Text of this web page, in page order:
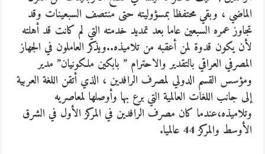
الماضي ، وبقي محتفظا بمسؤوليته حتى منتصف السبعينات وقد
تجاوز عمره السبعين عاما بعد تمديد خدمته التي لم كانت قد أهلته
لأن يكون قدوة لمن أعقبه من تلاميذه..ويذكر العاملون في الجهاز
المصرفي العراقي بالتقدير والاحترام ” بابكين ملكونيان” مدير
ومؤسس القسم الدولي لمصرف الرافدين ، الذي أتقن اللغة العربية
إلى جانب اللغات العالمية التي برع بها وأوصلها لمعاصريه
وتلاميذه،عندما كان مصرف الرافدين في المركز الأول في الشرق
الأوسط والمركز 44 عالميا.